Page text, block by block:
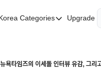
Categories
Categories
AI 에이전트
Upgrade
뉴욕타임즈의 이세돌 인터뷰 유감,